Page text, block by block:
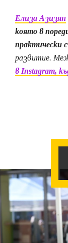
Елиза Азизян
която в
практически
развитие.
в Instagram,